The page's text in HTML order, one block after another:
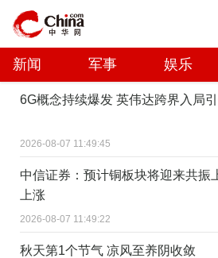
新闻 军事 娱乐
6G概念持续爆发 英伟达跨界入局
2026-08-07 11:49:45
中信证券：预计铜板块将迎来共振
上涨
2026-08-07 11:49:22
秋天第1个节气 凉风至养阴收敛